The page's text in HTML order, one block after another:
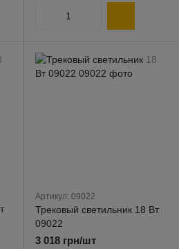
Артикул: 09022
Трековый светильник 18 Вт
09022
3 018 грн/шт